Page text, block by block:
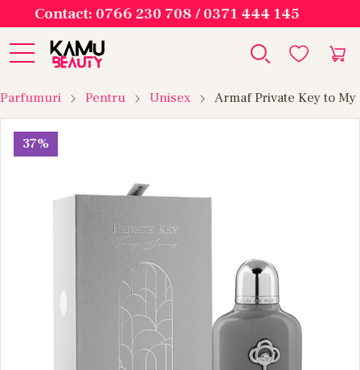
Contact: 0766 230 708 / 0371 444 145
Parfumuri Pentru Unisex Armaf Private Key to
37%